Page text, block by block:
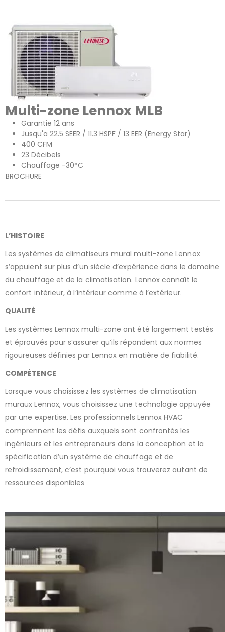
Multi-zone Lennox MLB
Garantie 12 ans
Jusqu'a 22.5 SEER / 11.3 HSPF / 13 EER (Energy Star)
400 CFM
23 Décibels
Chauffage -30°C
BROCHURE
L’HISTOIRE
Les systèmes de climatiseurs mural multi-zone Lennox
s’appuient sur plus d’un siècle d’expérience dans le domaine
du chauffage et de la climatisation. Lennox connaît le
confort intérieur, à l’intérieur comme à l’extérieur.
QUALITÉ
Les systèmes Lennox multi-zone ont été largement testés
et éprouvés pour s’assurer qu’ils répondent aux normes
rigoureuses définies par Lennox en matière de fiabilité.
COMPÉTENCE
Lorsque vous choisissez les systèmes de climatisation
muraux Lennox, vous choisissez une technologie appuyée
par une expertise. Les professionnels Lennox HVAC
comprennent les défis auxquels sont confrontés les
ingénieurs et les entrepreneurs dans la conception et la
spécification d’un système de chauffage et de
refroidissement, c’est pourquoi vous trouverez autant de
ressources disponibles